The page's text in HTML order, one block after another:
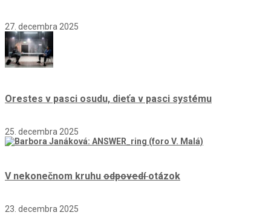
27. decembra 2025
Orestes v pasci osudu, dieťa v pasci systému
25. decembra 2025
V nekonečnom kruhu odpovedíotázok
23. decembra 2025